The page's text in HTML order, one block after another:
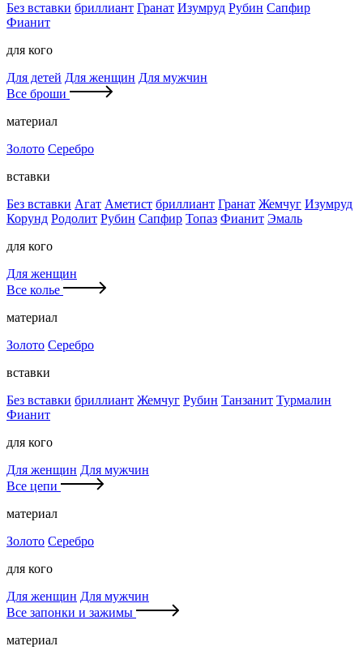
Без вставки бриллиант Гранат Изумруд Рубин Сапфир
Фианит
для кого
Для детей Для женщин Для мужчин
Все броши
материал
Золото Серебро
вставки
Без вставки Агат Аметист бриллиант Гранат Жемчуг Изумруд
Корунд Родолит Рубин Сапфир Топаз Фианит Эмаль
для кого
Для женщин
Все колье
материал
Золото Серебро
вставки
Без вставки бриллиант Жемчуг Рубин Танзанит Турмалин
Фианит
для кого
Для женщин Для мужчин
Все цепи
материал
Золото Серебро
для кого
Для женщин Для мужчин
Все запонки и зажимы
материал